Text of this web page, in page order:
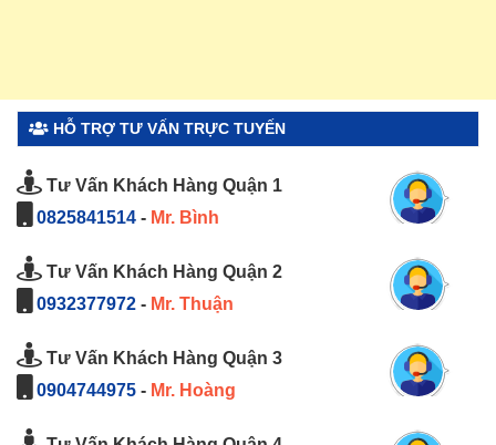
HỖ TRỢ TƯ VẤN TRỰC TUYẾN
Tư Vấn Khách Hàng Quận 1
0825841514 - Mr. Bình
Tư Vấn Khách Hàng Quận 2
0932377972 - Mr. Thuận
Tư Vấn Khách Hàng Quận 3
0904744975 - Mr. Hoàng